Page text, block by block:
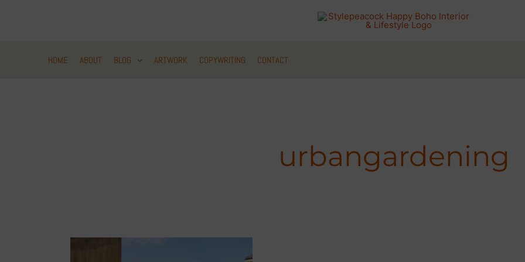
HOME ABOUT BLOG ARTWORK COPYWRITING CONTACT
urbangardening